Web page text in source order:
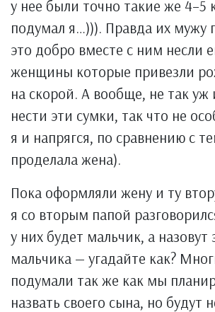
у нее были точно такие же 4–5
подумал я…))). Правда их мужу
это добро вместе с ним несли
женщины которые привезли
на скорой. А вообще, не так уж
нести эти сумки, так что не
я и напрягся, по сравнению с
проделала жена).
Пока оформляли жену и ту
я со вторым папой
у них будет мальчик, а назовут
мальчика — угадайте как?
подумали так же как мы
назвать своего сына, но будут